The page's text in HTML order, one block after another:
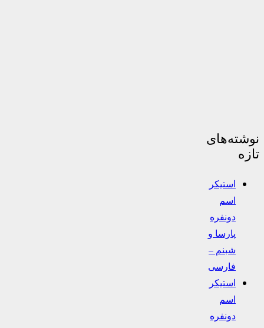
نوشته‌های
تازه
استیکر
اسم
دونفره
پارسا و
شبنم –
فارسی
استیکر
اسم
دونفره